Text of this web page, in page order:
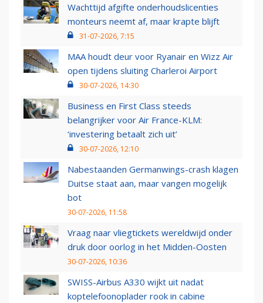
Wachttijd afgifte onderhoudslicenties
monteurs neemt af, maar krapte blijft
31-07-2026, 7:15
MAA houdt deur voor Ryanair en Wizz Air
open tijdens sluiting Charleroi Airport
30-07-2026, 14:30
Business en First Class steeds
belangrijker voor Air France-KLM:
‘investering betaalt zich uit’
30-07-2026, 12:10
Nabestaanden Germanwings-crash klagen
Duitse staat aan, maar vangen mogelijk
bot
30-07-2026, 11:58
Vraag naar vliegtickets wereldwijd onder
druk door oorlog in het Midden-Oosten
30-07-2026, 10:36
SWISS-Airbus A330 wijkt uit nadat
koptelefoonoplader rook in cabine